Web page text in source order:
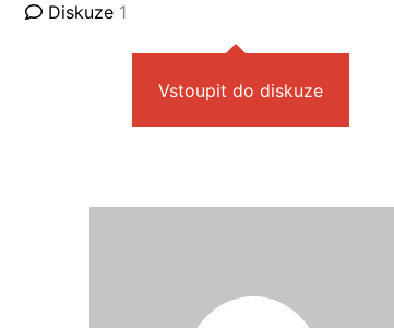
Diskuze 1
Vstoupit do diskuze